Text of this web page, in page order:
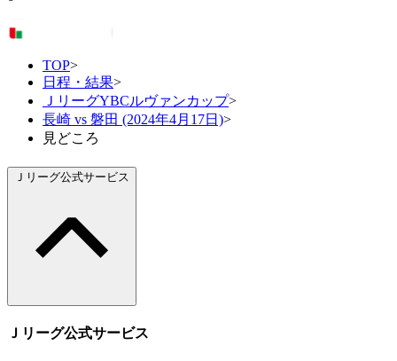
TOP>
日程・結果>
ＪリーグYBCルヴァンカップ>
長崎 vs 磐田 (2024年4月17日)>
見どころ
Ｊリーグ公式サービス
Ｊリーグ公式サービス